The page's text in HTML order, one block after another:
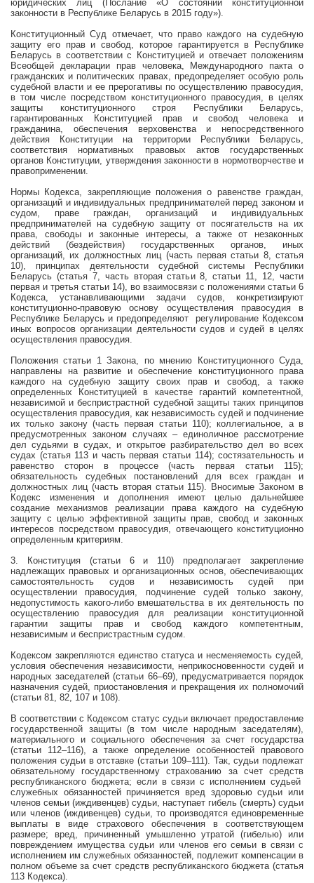
юридических лиц (Послание «О состоянии конституционной
законности в Республике Беларусь в 2015 году»).
Конституционный Суд отмечает, что право каждого на судебную
защиту его прав и свобод, которое гарантируется в Республике
Беларусь в соответствии с Конституцией и отвечает положениям
Всеобщей декларации прав человека, Международного пакта о
гражданских и политических правах, предопределяет особую роль
судебной власти и ее прерогативы по осуществлению правосудия,
в том числе посредством конституционного правосудия, в целях
защиты конституционного строя Республики Беларусь,
гарантированных Конституцией прав и свобод человека и
гражданина, обеспечения верховенства и непосредственного
действия Конституции на территории Республики Беларусь,
соответствия нормативных правовых актов государственных
органов Конституции, утверждения законности в нормотворчестве и
правоприменении.
Нормы Кодекса, закрепляющие положения о равенстве граждан,
организаций и индивидуальных предпринимателей перед законом и
судом, праве граждан, организаций и индивидуальных
предпринимателей на судебную защиту от посягательств на их
права, свободы и законные интересы, а также от незаконных
действий (бездействия) государственных органов, иных
организаций, их должностных лиц (часть первая статьи 8, статья
10), принципах деятельности судебной системы Республики
Беларусь (статья 7, часть вторая статьи 8, статьи 11, 12, части
первая и третья статьи 14), во взаимосвязи с положениями статьи 6
Кодекса, устанавливающими задачи судов, конкретизируют
конституционно-правовую основу осуществления правосудия в
Республике Беларусь и предопределяют
регулирование Кодексом
иных вопросов организации деятельности судов и судей в целях
осуществления правосудия.
Положения статьи 1 Закона, по мнению Конституционного Суда,
направлены на развитие и обеспечение конституционного права
каждого на судебную защиту своих прав и свобод, а также
определенных Конституцией в качестве гарантий компетентной,
независимой и беспристрастной судебной защиты таких принципов
осуществления правосудия, как независимость судей и подчинение
их только закону (часть первая статьи 110); коллегиальное, а в
предусмотренных законом случаях – единоличное рассмотрение
дел судьями в судах, и открытое разбирательство дел во всех
судах (статья 113 и часть первая статьи 114); состязательность и
равенство сторон в процессе (часть первая статьи 115);
обязательность судебных постановлений для всех граждан и
должностных лиц (часть вторая статьи 115). Вносимые Законом в
Кодекс изменения и дополнения имеют целью дальнейшее
создание механизмов реализации права каждого на судебную
защиту с целью эффективной защиты прав, свобод и законных
интересов посредством правосудия, отвечающего конституционно
определенным критериям.
3. Конституция (статьи 6 и 110) предполагает закрепление
надлежащих правовых и организационных основ, обеспечивающих
самостоятельность судов и независимость судей при
осуществлении правосудия, подчинение судей только закону,
недопустимость какого-либо вмешательства в их деятельность по
осуществлению правосудия для реализации конституционной
гарантии защиты прав и свобод каждого компетентным,
независимым и беспристрастным судом.
Кодексом закрепляются единство статуса и несменяемость судей,
условия обеспечения независимости, неприкосновенности судей и
народных заседателей (статьи 66–69), предусматривается порядок
назначения судей, приостановления и прекращения их полномочий
(статьи 81, 82, 107 и 108).
В соответствии с Кодексом статус судьи включает предоставление
государственной защиты (в том числе народным заседателям),
материального и социального обеспечения за счет государства
(статьи 112–116), а также определение особенностей правового
положения судьи в отставке (статьи 109–111). Так, судьи подлежат
обязательному государственному страхованию за счет средств
республиканского бюджета; если в связи с исполнением судьей
служебных обязанностей причиняется вред здоровью судьи или
членов семьи (иждивенцев) судьи, наступает гибель (смерть) судьи
или членов (иждивенцев) судьи, то производятся единовременные
выплаты в виде страхового обеспечения в соответствующем
размере; вред, причиненный умышленно утратой (гибелью) или
повреждением имущества судьи или членов его семьи в связи с
исполнением им служебных обязанностей, подлежит компенсации в
полном объеме за счет средств республиканского бюджета (статья
113 Кодекса).